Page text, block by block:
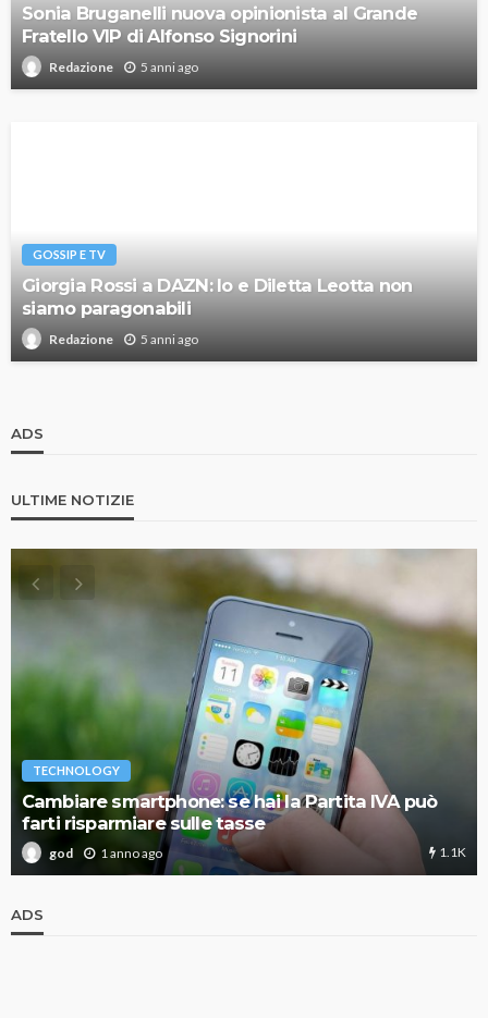
Sonia Bruganelli nuova opinionista al Grande
Fratello VIP di Alfonso Signorini
Redazione 5 anni ago
GOSSIP E TV
Giorgia Rossi a DAZN: Io e Diletta Leotta non
siamo paragonabili
Redazione 5 anni ago
ADS
ULTIME NOTIZIE
TECHNOLOGY
Cambiare smartphone: se hai la Partita IVA può
farti risparmiare sulle tasse
god 1 anno ago 1.1K
ADS